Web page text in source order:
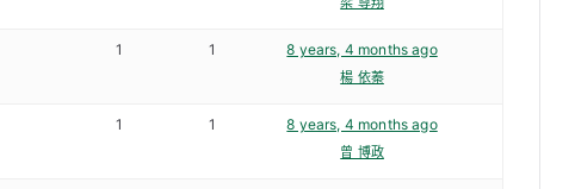
1 1 8 years, 4 months ago
楊 依蓁
1 1 8 years, 4 months ago
曾 博政